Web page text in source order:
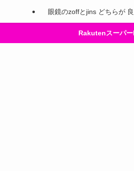
眼鏡のzoffとjins どちらが
Rakutenスーパ